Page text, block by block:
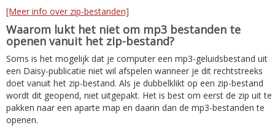
[Meer info over zip-bestanden]
Waarom lukt het niet om mp3 bestanden te
openen vanuit het zip-bestand?
Soms is het mogelijk dat je computer een mp3-geluidsbestand uit
een Daisy-publicatie niet wil afspelen wanneer je dit rechtstreeks
doet vanuit het zip-bestand. Als je dubbelklikt op een zip-bestand
wordt dit geopend, niet uitgepakt. Het is best om eerst de zip uit te
pakken naar een aparte map en daarin dan de mp3-bestanden te
openen.